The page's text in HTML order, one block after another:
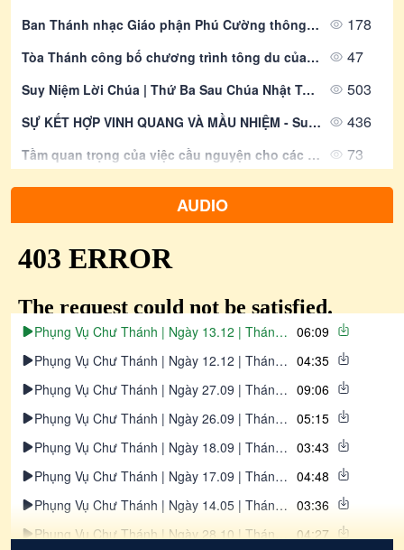
Ban Thánh nhạc Giáo phận Phú Cường thông báo khai giảng Lớp Nhạc lý căn bản – Kí xướng âm 178
Tòa Thánh công bố chương trình tông du của Đức Thánh Cha tại Pháp 47
Suy Niệm Lời Chúa | Thứ Ba Sau Chúa Nhật Tuần XIX Mùa Thường niên - THÁNH CLARA, TRINH NỮ. Lễ nhớ | Mt 18,1-5.10.12-14 | Phút Cầu Nguyện 503
SỰ KẾT HỢP VINH QUANG VÀ MẦU NHIỆM - Suy Niệm Lời Chúa | Thứ Năm Sau Chúa Nhật Tuần XVIII Mùa Thường Niên - LỄ CHÚA HIỂN DUNG - Năm A - Lễ Kính | Mt 17, 1-9 | Lm Gioan Lê Quang Tuyến 436
Tầm quan trọng của việc cầu nguyện cho các linh mục đang gặp khó khăn 73
Đại hội Giáo lý toàn quốc lần thứ VII ngày thứ II - Huấn giáo và khai tâm nhiệm hiệp 75
Mục tiêu năm 2026: Cầu nguyện với Kinh Phụng vụ 50
AUDIO
Phụng Vụ Chư Thánh | Ngày 13.12 | Thánh Lucia - Đồng Trinh Tử Đạo - (Thế kỷ IV) 06:09
Phụng Vụ Chư Thánh | Ngày 12.12 | Thánh Simon Phan Đắc Hòa - Trùm Họ & Lang Y (1787 - 1840) 04:35
Phụng Vụ Chư Thánh | Ngày 27.09 | Thánh Vinhsơn Phaolô - Linh Mục (1581 - 1660) 09:06
Phụng Vụ Chư Thánh | Ngày 26.09 | Thánh Cosma và Thánh Đamianô, tử đạo 05:15
Phụng Vụ Chư Thánh | Ngày 18.09 | Thánh ĐAMINH VŨ (PHAN) ĐỨC TRẠCH - Linh mục (1793 - 1840) 03:43
Phụng Vụ Chư Thánh | Ngày 17.09 | Thánh Emmanuel NGUYỄN VĂN TRIỆU - Linh mục (1756 - 1798) 04:48
Phụng Vụ Chư Thánh | Ngày 14.05 | Thánh MATTHIA Tông Đồ (Thế kỷ I) 03:36
04:27